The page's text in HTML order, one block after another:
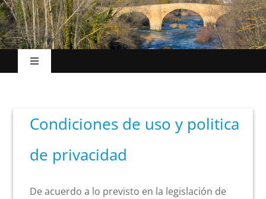
Toggle
El Ayuntamiento
Condiciones de uso y politica
de privacidad
De acuerdo a lo previsto en la legislación de